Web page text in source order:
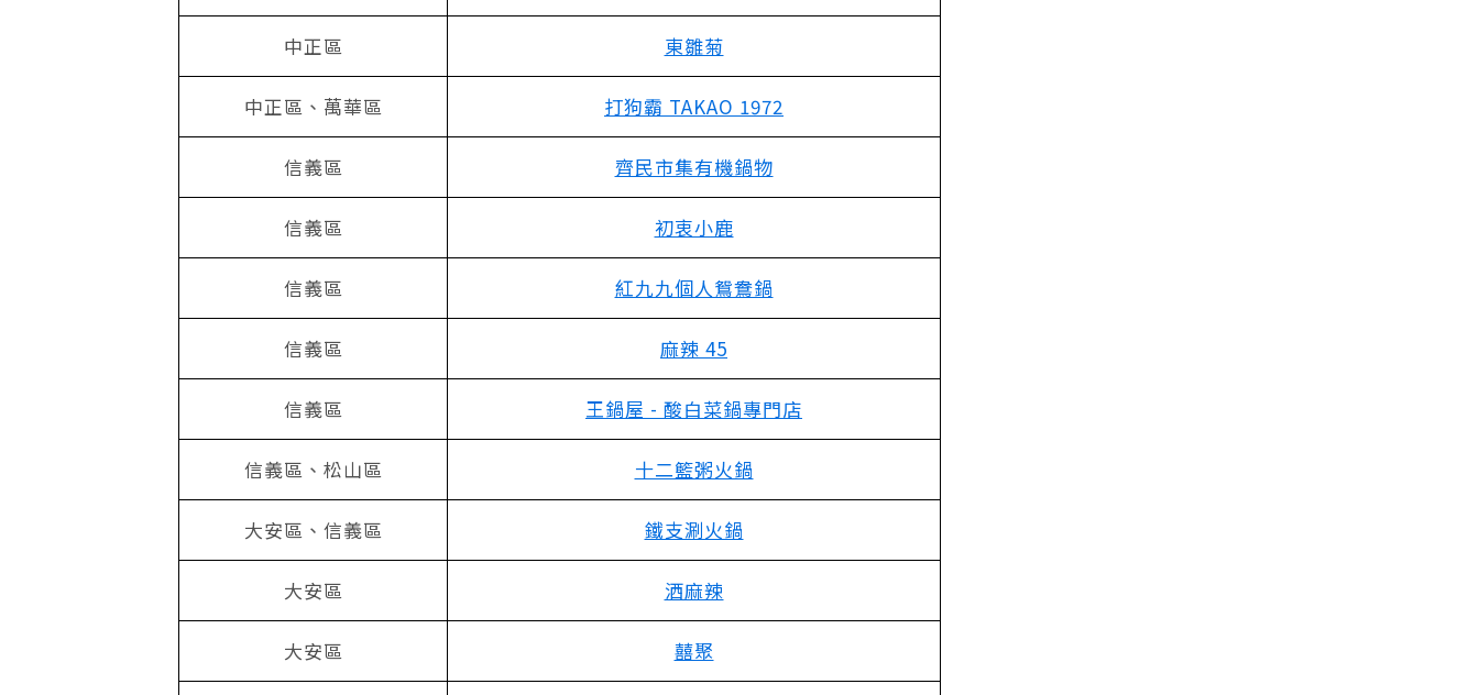
中正區 東雛菊
中正區、萬華區 打狗霸 TAKAO 1972
信義區 齊民市集有機鍋物
信義區 初衷小鹿
信義區 紅九九個人鴛鴦鍋
信義區 麻辣 45
信義區 王鍋屋 - 酸白菜鍋專門店
信義區、松山區 十二籃粥火鍋
大安區、信義區 鐵支涮火鍋
大安區 洒麻辣
大安區 囍聚